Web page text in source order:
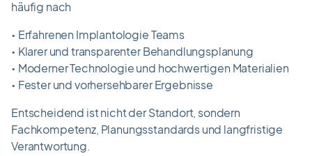
häufig nach
• Erfahrenen Implantologie Teams
• Klarer und transparenter Behandlungsplanung
• Moderner Technologie und hochwertigen Materialien
• Fester und vorhersehbarer Ergebnisse
Entscheidend ist nicht der Standort, sondern
Fachkompetenz, Planungsstandards und langfristige
Verantwortung.